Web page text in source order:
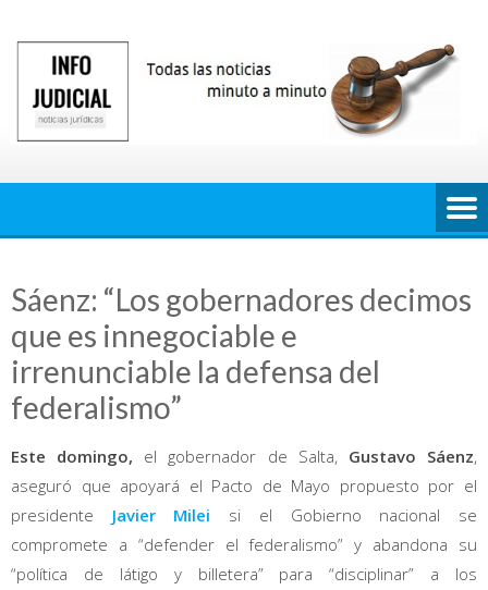
contenido
Sáenz: “Los gobernadores decimos
que es innegociable e
irrenunciable la defensa del
federalismo”
Este domingo, el gobernador de Salta, Gustavo Sáenz,
aseguró que apoyará el Pacto de Mayo propuesto por el
presidente Javier Milei si el Gobierno nacional se
compromete a “defender el federalismo” y abandona su
“política de látigo y billetera” para “disciplinar” a los